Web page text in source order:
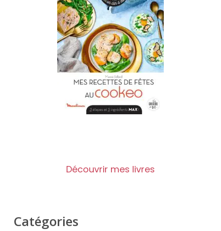
Découvrir mes livres
Catégories